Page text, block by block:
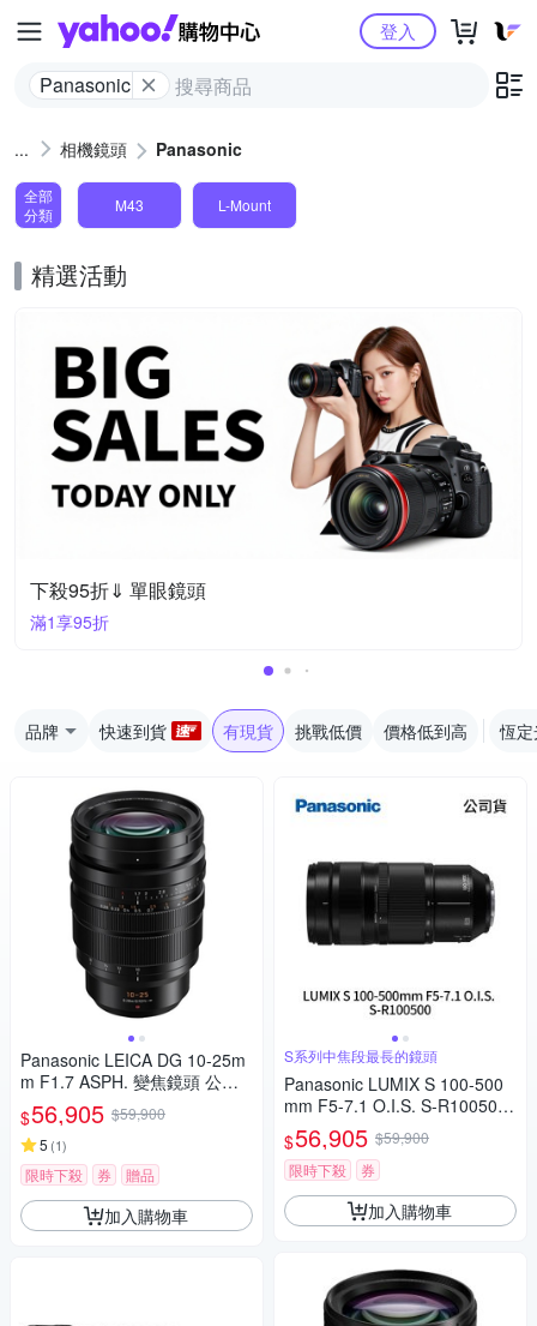
Yahoo購物中心
Panasonic
登入
相機鏡頭 Panasonic
全部
分類
M43 L-Mount
精選活動
下殺95折⇓ 單眼鏡頭
滿1享95折
品牌 快速到貨 有現貨 挑戰低價 價格低到高 恆
Panasonic LEICA DG 10-25m
m F1.7 ASPH. 變焦鏡頭 公司
貨
$56,905 $59,900
5 (1)
限時下殺 券 贈品
加入購物車
S系列中焦段最長的鏡頭
Panasonic LUMIX S 100-500
mm F5-7.1 O.I.S. S-R100500
(公司貨)
$56,905 $59,900
限時下殺
券
加入購物車